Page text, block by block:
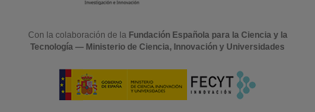
Con la colaboración de la Fundación Española para la Ciencia y la
Tecnología — Ministerio de Ciencia, Innovación y Universidades